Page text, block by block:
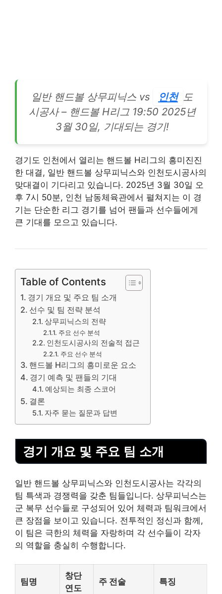
일반 핸드볼 상무피닉스 vs 인천 도
시공사 – 핸드볼 H리그 19:50 2025년
3월 30일, 기대되는 경기!
경기도 인천에서 열리는 핸드볼 H리그의 흥미진진
한 대결, 일반 핸드볼 상무피닉스와 인천도시공사의
맞대결이 기다리고 있습니다. 2025년 3월 30일 오
후 7시 50분, 인천 남동체육관에서 펼쳐지는 이 경
기는 단순한 리그 경기를 넘어 팬들과 선수들에게
큰 기대를 모으고 있습니다.
Table of Contents
경기 개요 및 주요 팀 소개
선수 및 팀 전략 분석
상무피닉스의 전략
주요 선수 분석
인천도시공사의 전술적 접근
주요 선수 분석
핸드볼 H리그의 흥미로운 요소
경기 예측 및 팬들의 기대
예상되는 최종 스코어
결론
자주 묻는 질문과 답변
경기 개요 및 주요 팀 소개
일반 핸드볼 상무피닉스와 인천도시공사는 각각의
팀 특색과 경쟁력을 갖춘 팀들입니다. 상무피닉스는
군 복무 선수들로 구성되어 있어 체력과 팀워크에서
큰 장점을 보이고 있습니다. 전투적인 정신과 함께,
이 팀은 극한의 체력을 자랑하며 각 선수들이 각자
의 역할을 충실히 수행합니다.
팀명
창단
연도
주 전술 특징